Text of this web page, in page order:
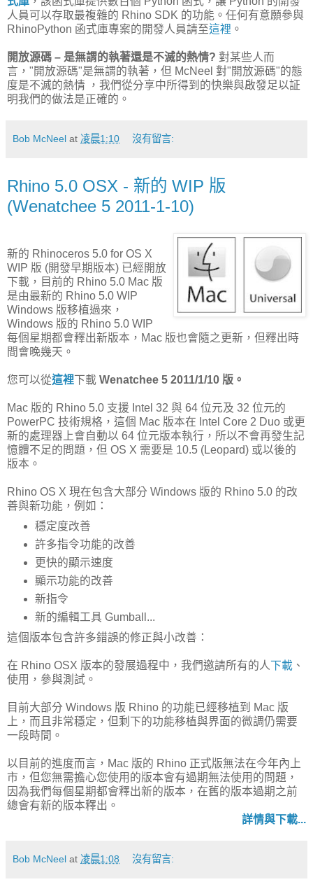
人員可以存取最複雜的 Rhino SDK 的功能。任何有意願參與
RhinoPython 函式庫專案的開發人員請至這裡 。
開放源碼 – 是無謂的執著還是不滅的熱情? 對某些人而
言，"開放源碼"是無謂的執著，但 McNeel 對"開放源碼"的態
度是不滅的熱情 ，我們從分享中所得到的快樂與啟發足以証
明我們的做法是正確的。
Bob McNeel at 凌晨1:10 沒有留言:
Rhino 5.0 OSX - 新的 WIP 版
(Wenatchee 5 2011-1-10)
新的 Rhinoceros 5.0 for OS X
WIP 版 (開發早期版本) 已經開放
下載，目前的 Rhino 5.0 Mac 版
是由最新的 Rhino 5.0 WIP
Windows 版移植過來，
Windows 版的 Rhino 5.0 WIP
每個星期都會釋出新版本，Mac 版也會隨之更新，但釋出時
間會晚幾天。
您可以從這裡下載 Wenatchee 5 2011/1/10 版。
Mac 版的 Rhino 5.0 支援 Intel 32 與 64 位元及 32 位元的
PowerPC 技術規格，這個 Mac 版本在 Intel Core 2 Duo 或更
新的處理器上會自動以 64 位元版本執行，所以不會再發生記
憶體不足的問題，但 OS X 需要是 10.5 (Leopard) 或以後的
版本。
Rhino OS X 現在包含大部分 Windows 版的 Rhino 5.0 的改
善與新功能，例如：
穩定度改善
許多指令功能的改善
更快的顯示速度
顯示功能的改善
新指令
新的編輯工具 Gumball...
這個版本包含許多錯誤的修正與小改善：
在 Rhino OSX 版本的發展過程中，我們邀請所有的人下載 、
使用，參與測試。
目前大部分 Windows 版 Rhino 的功能已經移植到 Mac 版
上，而且非常穩定，但剩下的功能移植與界面的微調仍需要
一段時間。
以目前的進度而言，Mac 版的 Rhino 正式版無法在今年內上
市，但您無需擔心您使用的版本會有過期無法使用的問題，
因為我們每個星期都會釋出新的版本，在舊的版本過期之前
總會有新的版本釋出。
詳情與下載...
Bob McNeel at 凌晨1:08 沒有留言: